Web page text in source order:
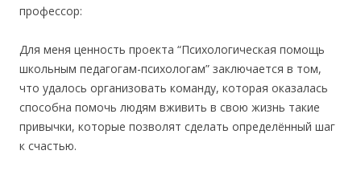
профессор:
Для меня ценность проекта “Психологическая помощь
школьным педагогам-психологам” заключается в том,
что удалось организовать команду, которая оказалась
способна помочь людям вживить в свою жизнь такие
привычки, которые позволят сделать определённый шаг
к счастью.